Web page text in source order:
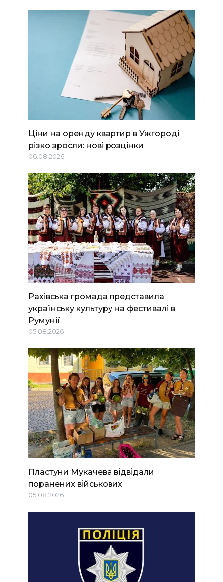
Ціни на оренду квартир в Ужгороді
різко зросли: нові розцінки
06.08.2026
Рахівська громада представила
українську культуру на фестивалі в
Румунії
05.08.2026
Пластуни Мукачева відвідали
поранених військових
05.08.2026